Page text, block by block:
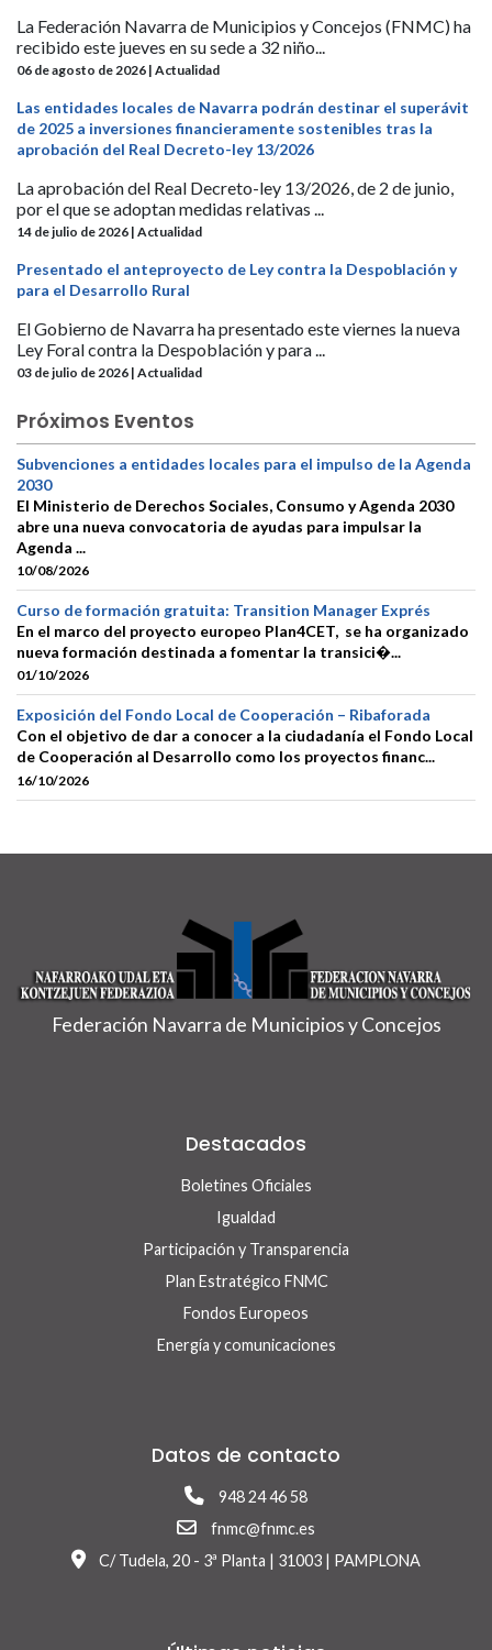
La Federación Navarra de Municipios y Concejos (FNMC) ha
recibido este jueves en su sede a 32 niño...
06 de agosto de 2026 | Actualidad
Las entidades locales de Navarra podrán destinar el superávit
de 2025 a inversiones financieramente sostenibles tras la
aprobación del Real Decreto-ley 13/2026
La aprobación del Real Decreto-ley 13/2026, de 2 de junio,
por el que se adoptan medidas relativas ...
14 de julio de 2026 | Actualidad
Presentado el anteproyecto de Ley contra la Despoblación y
para el Desarrollo Rural
El Gobierno de Navarra ha presentado este viernes la nueva
Ley Foral contra la Despoblación y para ...
03 de julio de 2026 | Actualidad
Próximos Eventos
Subvenciones a entidades locales para el impulso de la Agenda
2030
El Ministerio de Derechos Sociales, Consumo y Agenda 2030
abre una nueva convocatoria de ayudas para impulsar la
Agenda ...
10/08/2026
Curso de formación gratuita: Transition Manager Exprés
En el marco del proyecto europeo Plan4CET, se ha organizado
nueva formación destinada a fomentar la transici�...
01/10/2026
Exposición del Fondo Local de Cooperación – Ribaforada
Con el objetivo de dar a conocer a la ciudadanía el Fondo Local
de Cooperación al Desarrollo como los proyectos financ...
16/10/2026
Federación Navarra de Municipios y Concejos
Destacados
Boletines Oficiales
Igualdad
Participación y Transparencia
Plan Estratégico FNMC
Fondos Europeos
Energía y comunicaciones
Datos de contacto
948 24 46 58
fnmc@fnmc.es
C/ Tudela, 20 - 3ª Planta | 31003 | PAMPLONA